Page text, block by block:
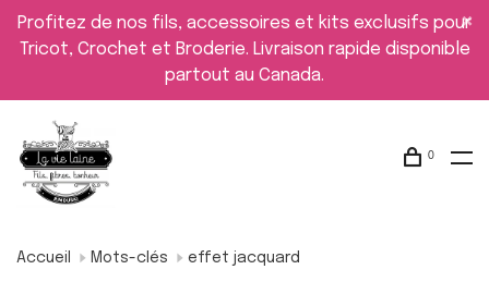
Profitez de nos fils, accessoires et kits exclusifs pour
Tricot, Crochet et Broderie. Livraison rapide disponible
partout au Canada.
0
Accueil Mots-clés effet jacquard